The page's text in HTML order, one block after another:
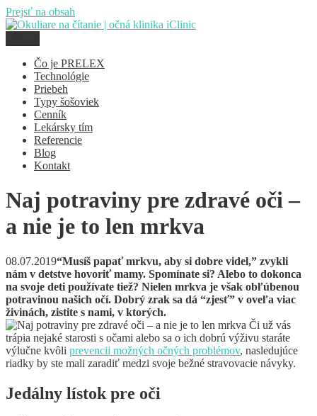
Prejsť na obsah
Čo je PRELEX
Technológie
Priebeh
Typy šošoviek
Cenník
Lekársky tím
Referencie
Blog
Kontakt
Naj potraviny pre zdravé oči –
a nie je to len mrkva
08.07.2019“Musíš papať mrkvu, aby si dobre videl,” zvykli
nám v detstve hovoriť mamy. Spomínate si? Alebo to dokonca
na svoje deti používate tiež? Nielen mrkva je však obľúbenou
potravinou našich očí. Dobrý zrak sa dá “zjesť” v oveľa viac
živinách, zistite s nami, v ktorých.
Či už vás
trápia nejaké starosti s očami alebo sa o ich dobrú výživu staráte
výlučne kvôli prevencii možných očných problémov, nasledujúce
riadky by ste mali zaradiť medzi svoje bežné stravovacie návyky.
Jedálny lístok pre oči